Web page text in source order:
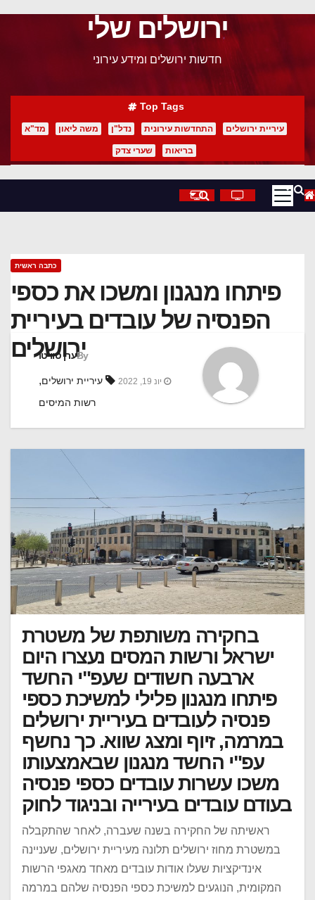
ירושלים שלי
חדשות ירושלים ומידע עירוני
Top Tags
עיריית ירושלים התחדשות עירונית נדל"ן משה ליאון מד"א
בריאות שערי צדק
כתבה ראשית
פיתחו מנגנון ומשכו את כספי
הפנסיה של עובדים בעיריית
ירושלים
Byערן טוויטו
יונ 19, 2022 עיריית ירושלים,
רשות המיסים
בחקירה משותפת של משטרת
ישראל ורשות המסים נעצרו היום
ארבעה חשודים שעפ"י החשד
פיתחו מנגנון פלילי למשיכת כספי
פנסיה לעובדים בעיריית ירושלים
במרמה, זיוף ומצג שווא. כך נחשף
עפ"י החשד מנגנון שבאמצעותו
משכו עשרות עובדים כספי פנסיה
בעודם עובדים בעירייה ובניגוד לחוק
ראשיתה של החקירה בשנה שעברה, לאחר שהתקבלה
במשטרת מחוז ירושלים תלונה מעיריית ירושלים, שעניינה
אינדיקציות שעלו אודות עובדים מאחד מאגפי הרשות
המקומית, הנוגעים למשיכת כספי הפנסיה שלהם במרמה